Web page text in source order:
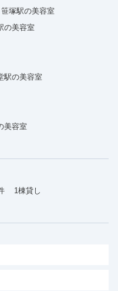
笹塚駅の美容室
の美容室
駅の美容室
美容室
1棟貸し